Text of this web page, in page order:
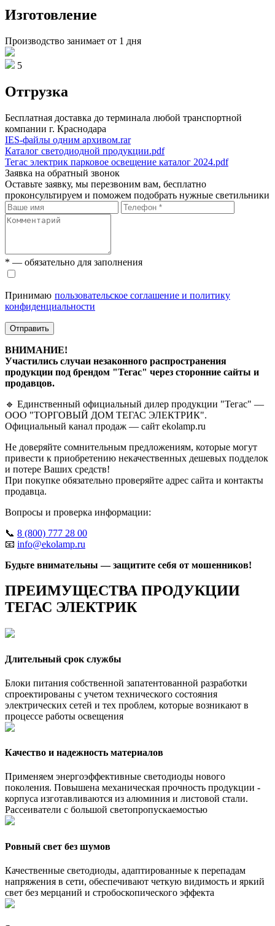
Изготовление
Производство занимает от 1 дня
5
Отгрузка
Бесплатная доставка до терминала любой транспортной
компании г. Краснодара
IES-файлы одним архивом.rar
Каталог светодиодной продукции.pdf
Тегас электрик парковое освещение каталог 2024.pdf
Заявка на обратный звонок
Оставьте заявку, мы перезвоним вам, бесплатно
проконсультируем и поможем подобрать нужные светильники
* — обязательно для заполнения
Принимаю пользовательское соглашение и политику
конфиденциальности
Отправить
ВНИМАНИЕ!
Участились случаи незаконного распространения
продукции под брендом "Тегас" через сторонние сайты и
продавцов.
🔹 Единственный официальный дилер продукции "Тегас" —
ООО "ТОРГОВЫЙ ДОМ ТЕГАС ЭЛЕКТРИК".
Официальный канал продаж — сайт ekolamp.ru
Не доверяйте сомнительным предложениям, которые могут
привести к приобретению некачественных дешевых подделок
и потере Ваших средств!
При покупке обязательно проверяйте адрес сайта и контакты
продавца.
Вопросы и проверка информации:
📞 8 (800) 777 28 00
📧 info@ekolamp.ru
Будьте внимательны — защитите себя от мошенников!
ПРЕИМУЩЕСТВА ПРОДУКЦИИ
ТЕГАС ЭЛЕКТРИК
Длительный срок службы
Блоки питания собственной запатентованной разработки
спроектированы с учетом технического состояния
электрических сетей и тех проблем, которые возникают в
процессе работы освещения
Качество и надежность материалов
Применяем энергоэффективные светодиоды нового
поколения. Повышена механическая прочность продукции -
корпуса изготавливаются из алюминия и листовой стали.
Рассеиватели с большой светопропускаемостью
Ровный свет без шумов
Качественные светодиоды, адаптированные к перепадам
напряжения в сети, обеспечивают четкую видимость и яркий
свет без мерцаний и стробоскопического эффекта